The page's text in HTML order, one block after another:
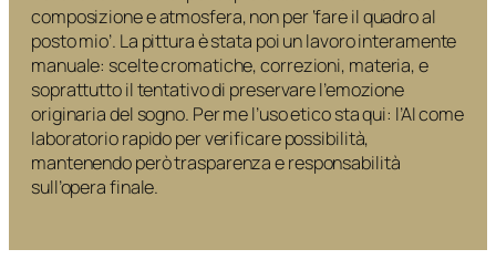
composizione e atmosfera, non per ‘fare il quadro al
posto mio’. La pittura è stata poi un lavoro interamente
manuale: scelte cromatiche, correzioni, materia, e
soprattutto il tentativo di preservare l’emozione
originaria del sogno. Per me l’uso etico sta qui: l’AI come
laboratorio rapido per verificare possibilità,
mantenendo però trasparenza e responsabilità
sull’opera finale.